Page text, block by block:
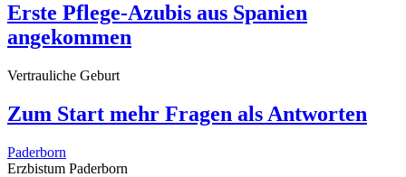
Erste Pflege-Azubis aus Spanien
angekommen
Vertrauliche Geburt
Zum Start mehr Fragen als Antworten
Paderborn
Erzbistum Paderborn